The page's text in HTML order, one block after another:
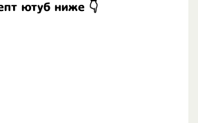
ютуб ниже 👇